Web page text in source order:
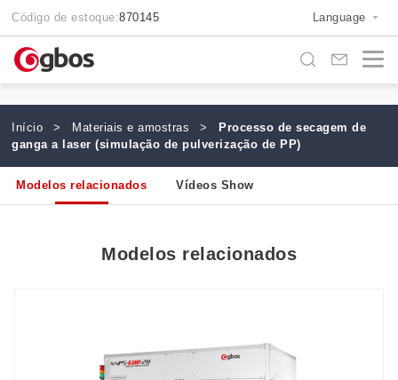
Código de estoque:870145 Language
Início > Materiais e amostras >
Processo de secagem de
ganga a laser (simulação de pulverização de PP)
Modelos relacionados Vídeos Show
Modelos relacionados